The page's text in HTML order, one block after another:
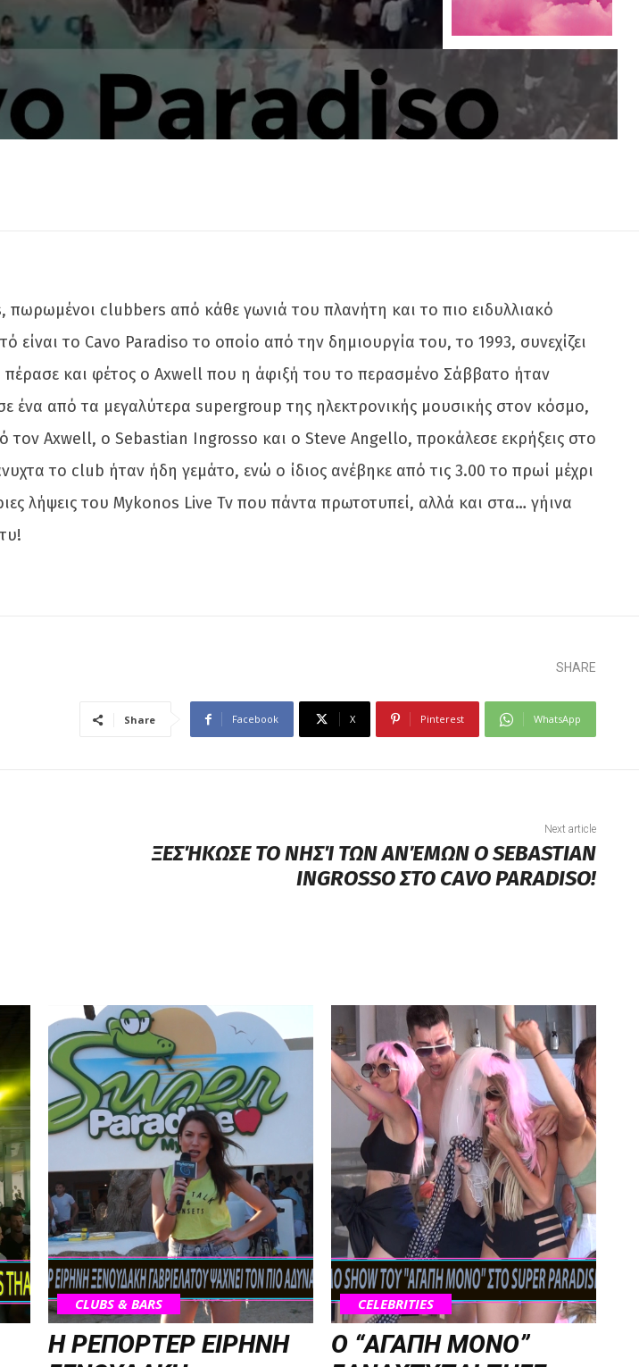
πωρωμένοι clubbers από κάθε γωνιά του πλανήτη και το πιο ειδυλλιακό
το Cavo Paradiso το οποίο από την δημιουργία του, το 1993, συνεχίζει
και φέτος ο Axwell που η άφιξή του το περασμένο Σάββατο ήταν
ένα από τα μεγαλύτερα supergroup της ηλεκτρονικής μουσικής στον κόσμο,
Axwell, o Sebastian Ingrosso και o Steve Angello, προκάλεσε εκρήξεις στο
το club ήταν ήδη γεμάτο, ενώ ο ίδιος ανέβηκε από τις 3.00 το πρωί μέχρι
λήψεις του Mykonos Live Tv που πάντα πρωτοτυπεί, αλλά και στα… γήινα
SHARE
Share Facebook X Pinterest WhatsApp
Next article
ΞΕΣΉΚΩΣΕ ΤΟ ΝΗΣΊ ΤΩΝ ΑΝΈΜΩΝ Ο SEBASTIAN
INGROSSO ΣΤΟ CAVO PARADISO!
CLUBS & BARS
Η ΡΕΠΟΡΤΕΡ ΕΙΡΗΝΗ
CELEBRITIES
Ο “ΑΓΑΠΗ ΜΟΝΟ”